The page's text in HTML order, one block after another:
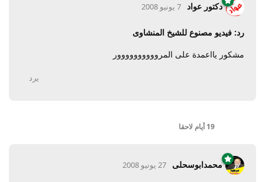
دكتور عواد 7 يونيو 2008
رد: فيديو مصنوع للشيخ المنشاوى
مشكور يااعمدة على المروووووووووور
يرد
19 أيام لاحقا
محمدابوسحلى 27 يونيو 2008